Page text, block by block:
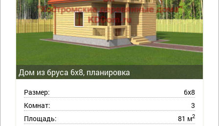
Дом из бруса 6х8, планировка
Размер:
6х8
Комнат:
3
Площадь:
81 м2